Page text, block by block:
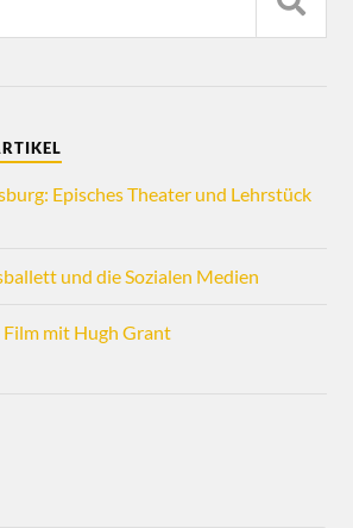
Episches Theater und Lehrstück
und die Sozialen Medien
mit Hugh Grant